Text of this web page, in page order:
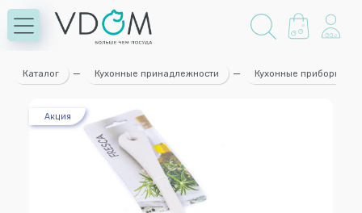
Каталог — Кухонные принадлежности — Кухонные приборы
Акция